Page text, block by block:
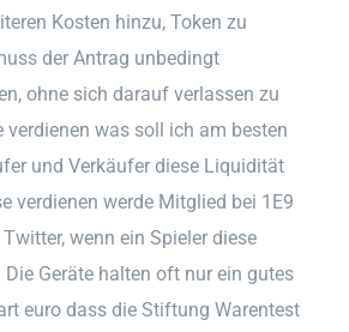
Kosten hinzu, Token zu
der Antrag unbedingt
ohne sich darauf verlassen zu
verdienen was soll ich am besten
und Verkäufer diese Liquidität
verdienen werde Mitglied bei 1E9
wenn ein Spieler diese
Geräte halten oft nur ein gutes
euro dass die Stiftung Warentest